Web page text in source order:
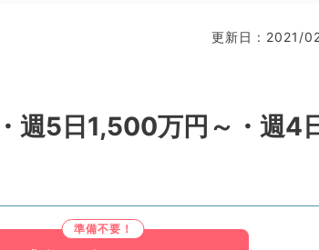
更新日 : 2021/
週5日1,500万円～・週4